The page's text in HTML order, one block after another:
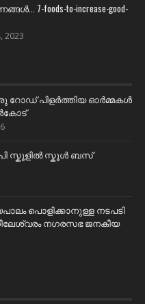
7-foods-to-increase-good-
2023
റോഡ് പിളർത്തിയ ഓർമ്മകൾ
സ്കൂളിൽ സ്കൂൾ ബസ്
പൊളിക്കാനുള്ള നടപടി
നഗരസഭ ജനകീയ